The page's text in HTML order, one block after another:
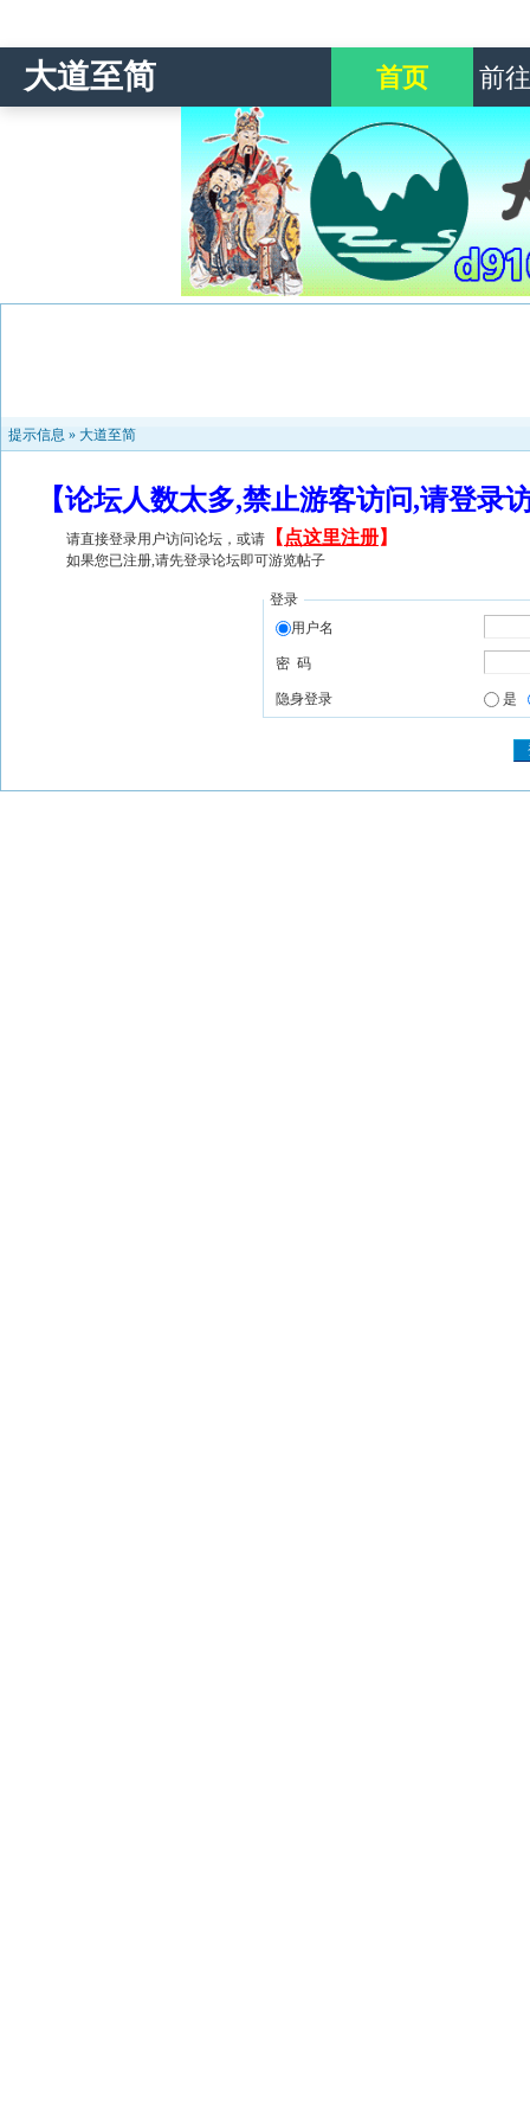
大道至简 首页 前
提示信息 » 大道至简
【论坛人数太多,禁止游客访问,请登
请直接登录用户访问论坛，或请 【 点这里注册】
如果您已注册,请先登录论坛即可游览帖子
登录
用户名
密 码
隐身登录 是